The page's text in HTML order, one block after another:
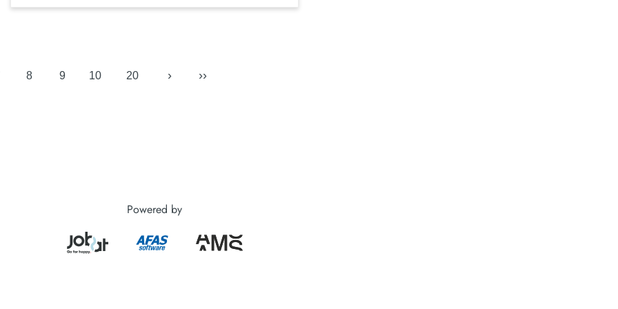
8 9 10 20 › ››
Powered by